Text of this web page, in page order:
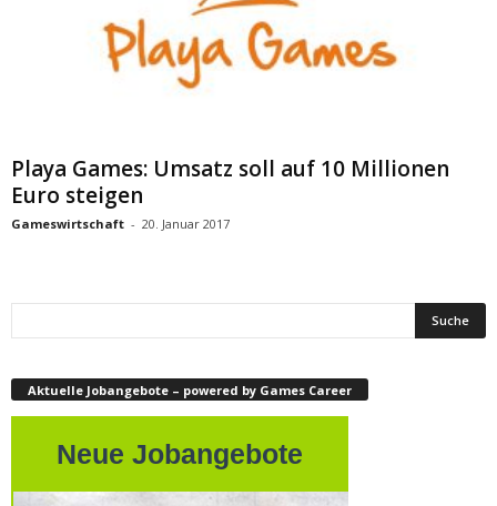
Playa Games: Umsatz soll auf 10 Millionen
Euro steigen
Gameswirtschaft - 20. Januar 2017
Aktuelle Jobangebote – powered by Games Career